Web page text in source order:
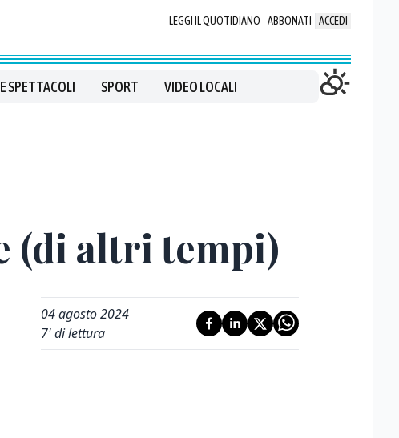
LEGGI IL QUOTIDIANO ABBONATI ACCEDI
SPETTACOLI SPORT VIDEO LOCALI
(di altri tempi)
04 agosto 2024
7' di lettura